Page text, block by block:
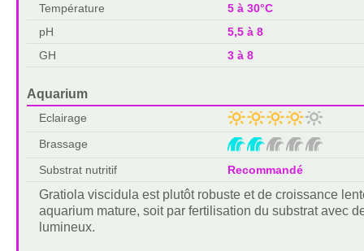
Température
5 à 30°C
pH
5,5 à 8
GH
3 à 8
Aquarium
Eclairage
Brassage
Substrat nutritif
Recommandé
Gratiola viscidula est plutôt robuste et de croissance
aquarium mature, soit par fertilisation du substrat avec
lumineux.